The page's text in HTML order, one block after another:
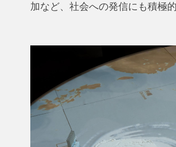
加など、社会への発信にも積極的